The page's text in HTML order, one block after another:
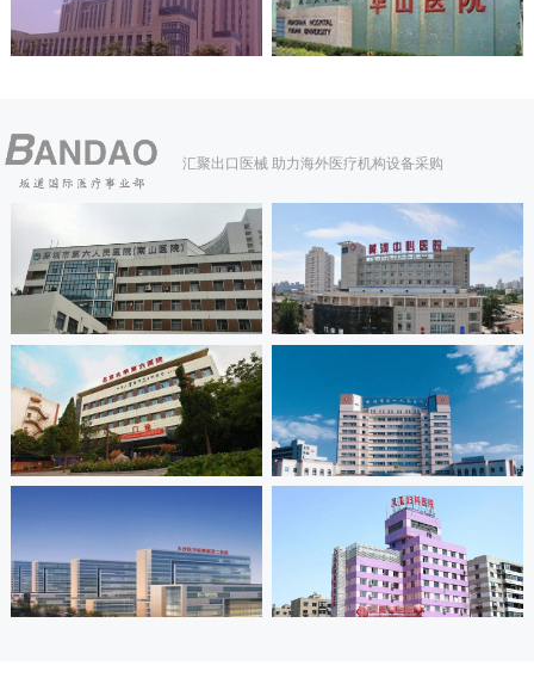
汇聚出口医械 助力海外医疗机构设备采购